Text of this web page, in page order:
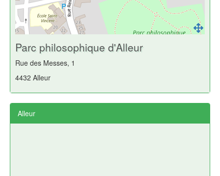
Parc philosophique d'Alleur
Rue des Messes, 1
4432 Alleur
Alleur